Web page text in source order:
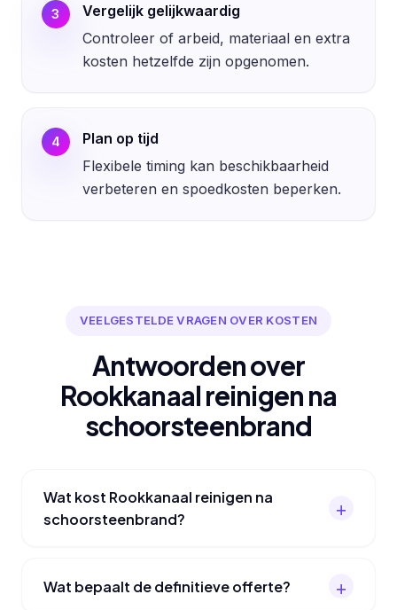
3
Vergelijk gelijkwaardig
Controleer of arbeid, materiaal en extra
kosten hetzelfde zijn opgenomen.
4
Plan op tijd
Flexibele timing kan beschikbaarheid
verbeteren en spoedkosten beperken.
VEELGESTELDE VRAGEN OVER KOSTEN
Antwoorden over
Rookkanaal reinigen na
schoorsteenbrand
Wat kost Rookkanaal reinigen na
schoorsteenbrand?
Wat bepaalt de definitieve offerte?